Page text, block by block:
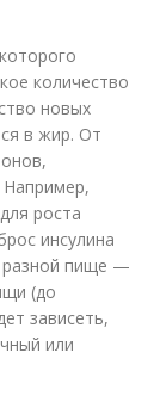
количество
новых
в жир. От
роста
инсулина
разной пище —
(до
зависеть,
или